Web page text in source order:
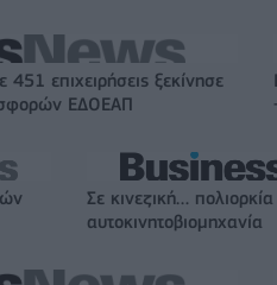
επιχειρήσεις ξεκίνησε
ΕΔΟΕΑΠ
Σε κινεζική…
αυτοκινητοβιομηχανία